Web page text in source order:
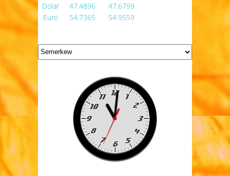
Dolar
47.4896
47.6799
Euro
54.7365 54.9559